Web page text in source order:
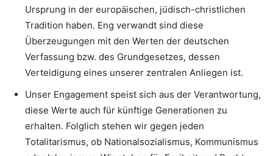
Ursprung in der europäischen, jüdisch-christlichen
Tradition haben. Eng verwandt sind diese
Überzeugungen mit den Werten der deutschen
Verfassung bzw. des Grundgesetzes, dessen
Verteidigung eines unserer zentralen Anliegen ist.
Unser Engagement speist sich aus der Verantwortung,
diese Werte auch für künftige Generationen zu
erhalten. Folglich stehen wir gegen jeden
Totalitarismus, ob Nationalsozialismus, Kommunismus